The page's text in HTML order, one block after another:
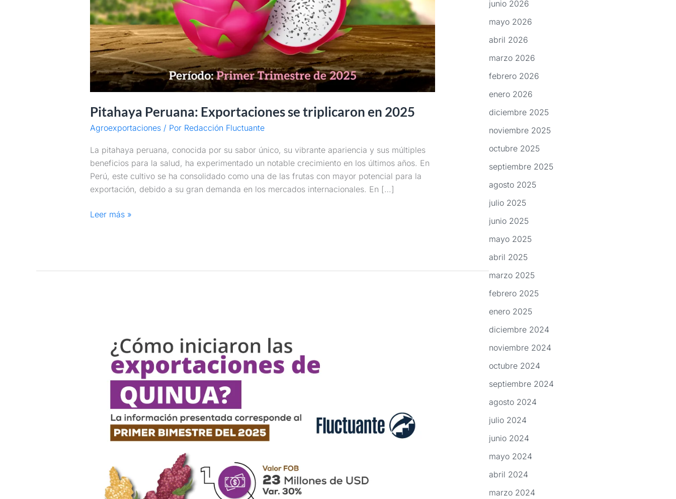
Pitahaya Peruana: Exportaciones se triplicaron en 2025
Agroexportaciones/ Por Redacción Fluctuante
La pitahaya peruana, conocida por su sabor único, su vibrante apariencia y sus múltiples
beneficios para la salud, ha experimentado un notable crecimiento en los últimos años. En
Perú, este cultivo se ha consolidado como una de las frutas con mayor potencial para la
exportación, debido a su gran demanda en los mercados internacionales. En […]
Leer más »
Quinua
peruana:
Primer
junio 2026
mayo 2026
abril 2026
marzo 2026
febrero 2026
enero 2026
diciembre 2025
noviembre 2025
octubre 2025
septiembre 2025
agosto 2025
julio 2025
junio 2025
mayo 2025
abril 2025
marzo 2025
febrero 2025
enero 2025
diciembre 2024
noviembre 2024
octubre 2024
septiembre 2024
agosto 2024
julio 2024
junio 2024
mayo 2024
abril 2024
marzo 2024